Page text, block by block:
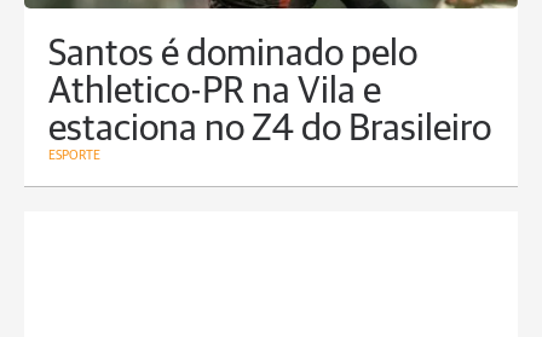
Santos é dominado pelo
Athletico-PR na Vila e
estaciona no Z4 do Brasileiro
ESPORTE